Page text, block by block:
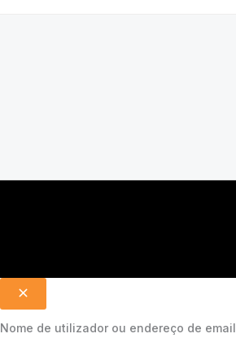
Nome de utilizador ou endereço de email